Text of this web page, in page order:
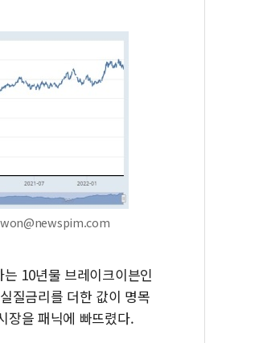
10년물 브레이크이븐인
질금리를 더한 값이 명목
장을 패닉에 빠뜨렸다.